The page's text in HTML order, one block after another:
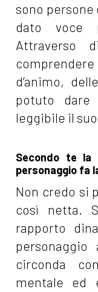
sono persone
dato voce
Attraverso
d’animo,
potuto dare
leggibile il
Secondo te
personaggio fa
Non credo si
così netta.
rapporto
circonda
mentale ed